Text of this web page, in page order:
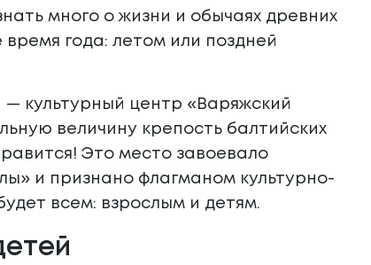
много о жизни и обычаях древних
года: летом или поздней
культурный центр «Варяжский
величину крепость балтийских
Это место завоевало
и признано флагманом культурно-
всем: взрослым и детям.